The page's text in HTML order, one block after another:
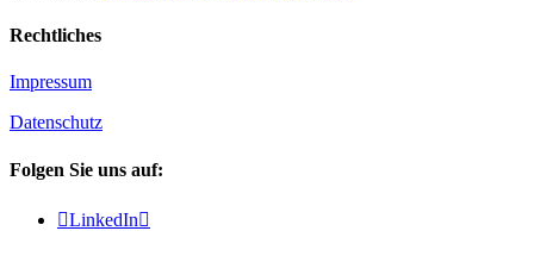
Rechtliches
Impressum
Datenschutz
Folgen Sie uns auf:
LinkedIn